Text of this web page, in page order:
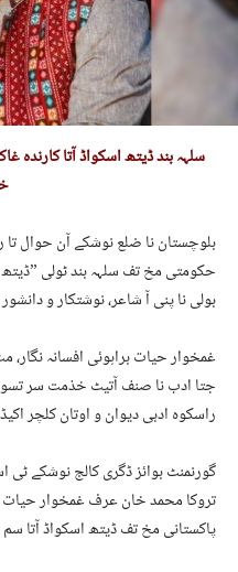
سلہہ بند ڈیتھ اسکواڈ آتا کارندہ
بلوچستان نا ضلع نوشکے آن حوال تا
حکومتی مخ تف سلہہ بند ٹولی
بولی نا پنی آ شاعر، نوشتکار و
غمخوار حیات براہوئی افسانہ نگار،
جتا ادب نا صنف آتیٹ خذمت سر
راسکوہ ادبی دیوان و اوتان کلچر
گورنمنٹ بوائز ڈگری کالج نوشکے
تروکا محمد خان عرف غمخوار حیات
پاکستانی مخ تف ڈیتھ اسکواڈ آتا